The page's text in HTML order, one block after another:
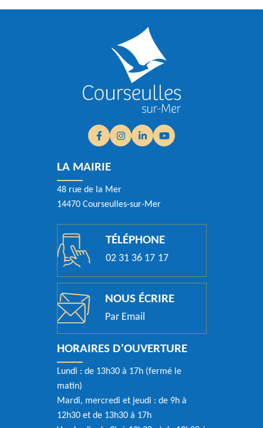
Facebook
(ouverture dans un nouvel onglet)
Instagram
(ouverture dans un nouvel onglet)
Linkedin
(ouverture dans un nouvel
YouTube
(ouverture dans un
LA MAIRIE
48 rue de la Mer
14470 Courseulles-sur-Mer
TÉLÉPHONE
02 31 36 17 17
NOUS ÉCRIRE
Par Email
HORAIRES D'OUVERTURE
Lundi : de 13h30 à 17h (fermé le
matin)
Mardi, mercredi et jeudi : de 9h à
12h30 et de 13h30 à 17h